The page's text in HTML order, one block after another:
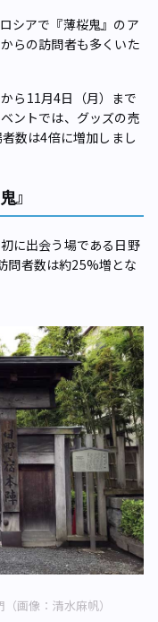
シアで『薄桜鬼』のア
らの訪問者も多くいた
ら11月4日（月）まで
ントでは、グッズの売
数は4倍に増加しまし
』
に出会う場である日野
問者数は約25%増とな
画像：清水麻帆）